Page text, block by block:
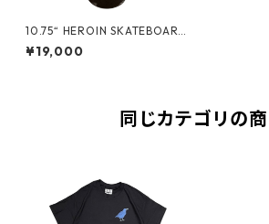
10.75“ HEROIN SKATEBOARD
S - PUMPKIN SPICE WIDE BO
Y DECK -
¥19,000
同じカテゴリの